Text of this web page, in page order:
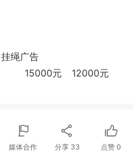
挂绳广告
15000元
12000元
媒体合作 分享 33 点赞0